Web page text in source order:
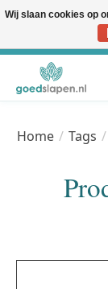
Vóór 12u besteld,
Home / Tags /
Wij slaan cookies op